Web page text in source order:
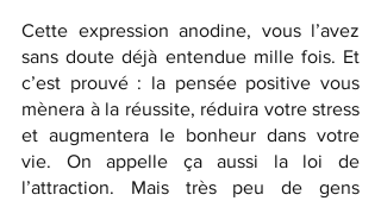
Cette expression anodine, vous l’avez
sans doute déjà entendue mille fois. Et
c’est prouvé : la pensée positive vous
mènera à la réussite, réduira votre stress
et augmentera le bonheur dans votre
vie. On appelle ça aussi la loi de
l’attraction. Mais très peu de gens